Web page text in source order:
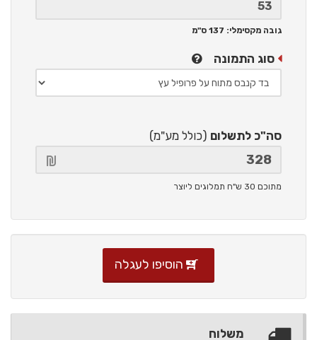
גובה מקסימלי: 137 ס"מ
סוג התמונה
סה"כ לתשלום (כולל מע"מ)
מתוכם 30 ש"ח תמלוגים ליוצר
הוסיפו לעגלה
משלוח